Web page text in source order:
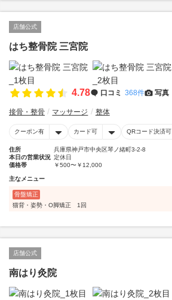
店舗公式
はち整骨院 三宮院
4.78 口コミ 368件 写真
接骨・整骨 マッサージ 整体
クーポン有 カード可 QRコード決済可
住所
兵庫県神戸市中央区琴ノ緒町3-2-8
本日の営業状況 定休日
価格帯
￥500〜￥12,000
主なメニュー
骨盤矯正
猫背・姿勢・O脚矯正 1回
店舗公式
南はり灸院